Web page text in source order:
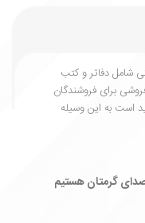
و کتب
فروشندگان
این وسیله
هستیم